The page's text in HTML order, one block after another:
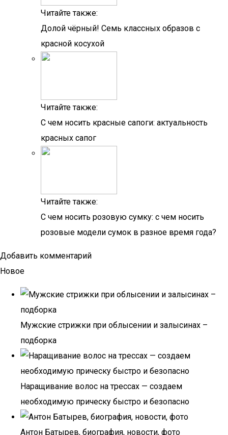
Читайте также:
Долой чёрный! Семь классных образов с
красной косухой
Читайте также:
С чем носить красные сапоги: актуальность
красных сапог
Читайте также:
С чем носить розовую сумку: с чем носить
розовые модели сумок в разное время года?
Добавить комментарий
Новое
Мужские стрижки при облысении и залысинах –
подборка
Наращивание волос на трессах — создаем
необходимую прическу быстро и безопасно
Антон Батырев, биография, новости, фото